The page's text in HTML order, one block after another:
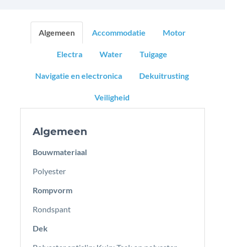
Algemeen Accommodatie Motor
Electra Water Tuigage
Navigatie en electronica Dekuitrusting
Veiligheid
Algemeen
Bouwmateriaal
Polyester
Rompvorm
Rondspant
Dek